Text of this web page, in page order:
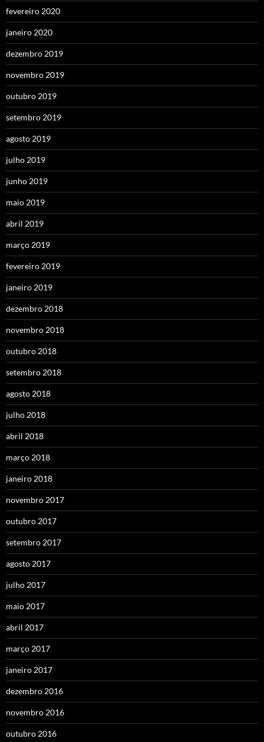
fevereiro 2020
janeiro 2020
dezembro 2019
novembro 2019
outubro 2019
setembro 2019
agosto 2019
julho 2019
junho 2019
maio 2019
abril 2019
março 2019
fevereiro 2019
janeiro 2019
dezembro 2018
novembro 2018
outubro 2018
setembro 2018
agosto 2018
julho 2018
abril 2018
março 2018
janeiro 2018
novembro 2017
outubro 2017
setembro 2017
agosto 2017
julho 2017
maio 2017
abril 2017
março 2017
janeiro 2017
dezembro 2016
novembro 2016
outubro 2016